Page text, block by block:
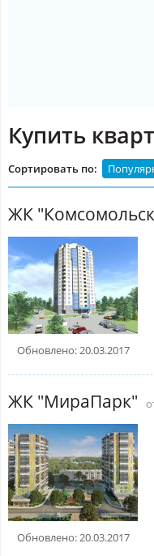
Купить
Сортировать по:
ЖК
Обновлено: 20.03.2017
ЖК "МираПарк"
Обновлено: 20.03.2017